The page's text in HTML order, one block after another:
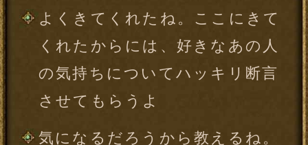
ない？
彼が自覚していない「恋愛に対
するテンション」
今彼があなたとの関係に対して
感じている不安
今は彼からの連絡を待つべ